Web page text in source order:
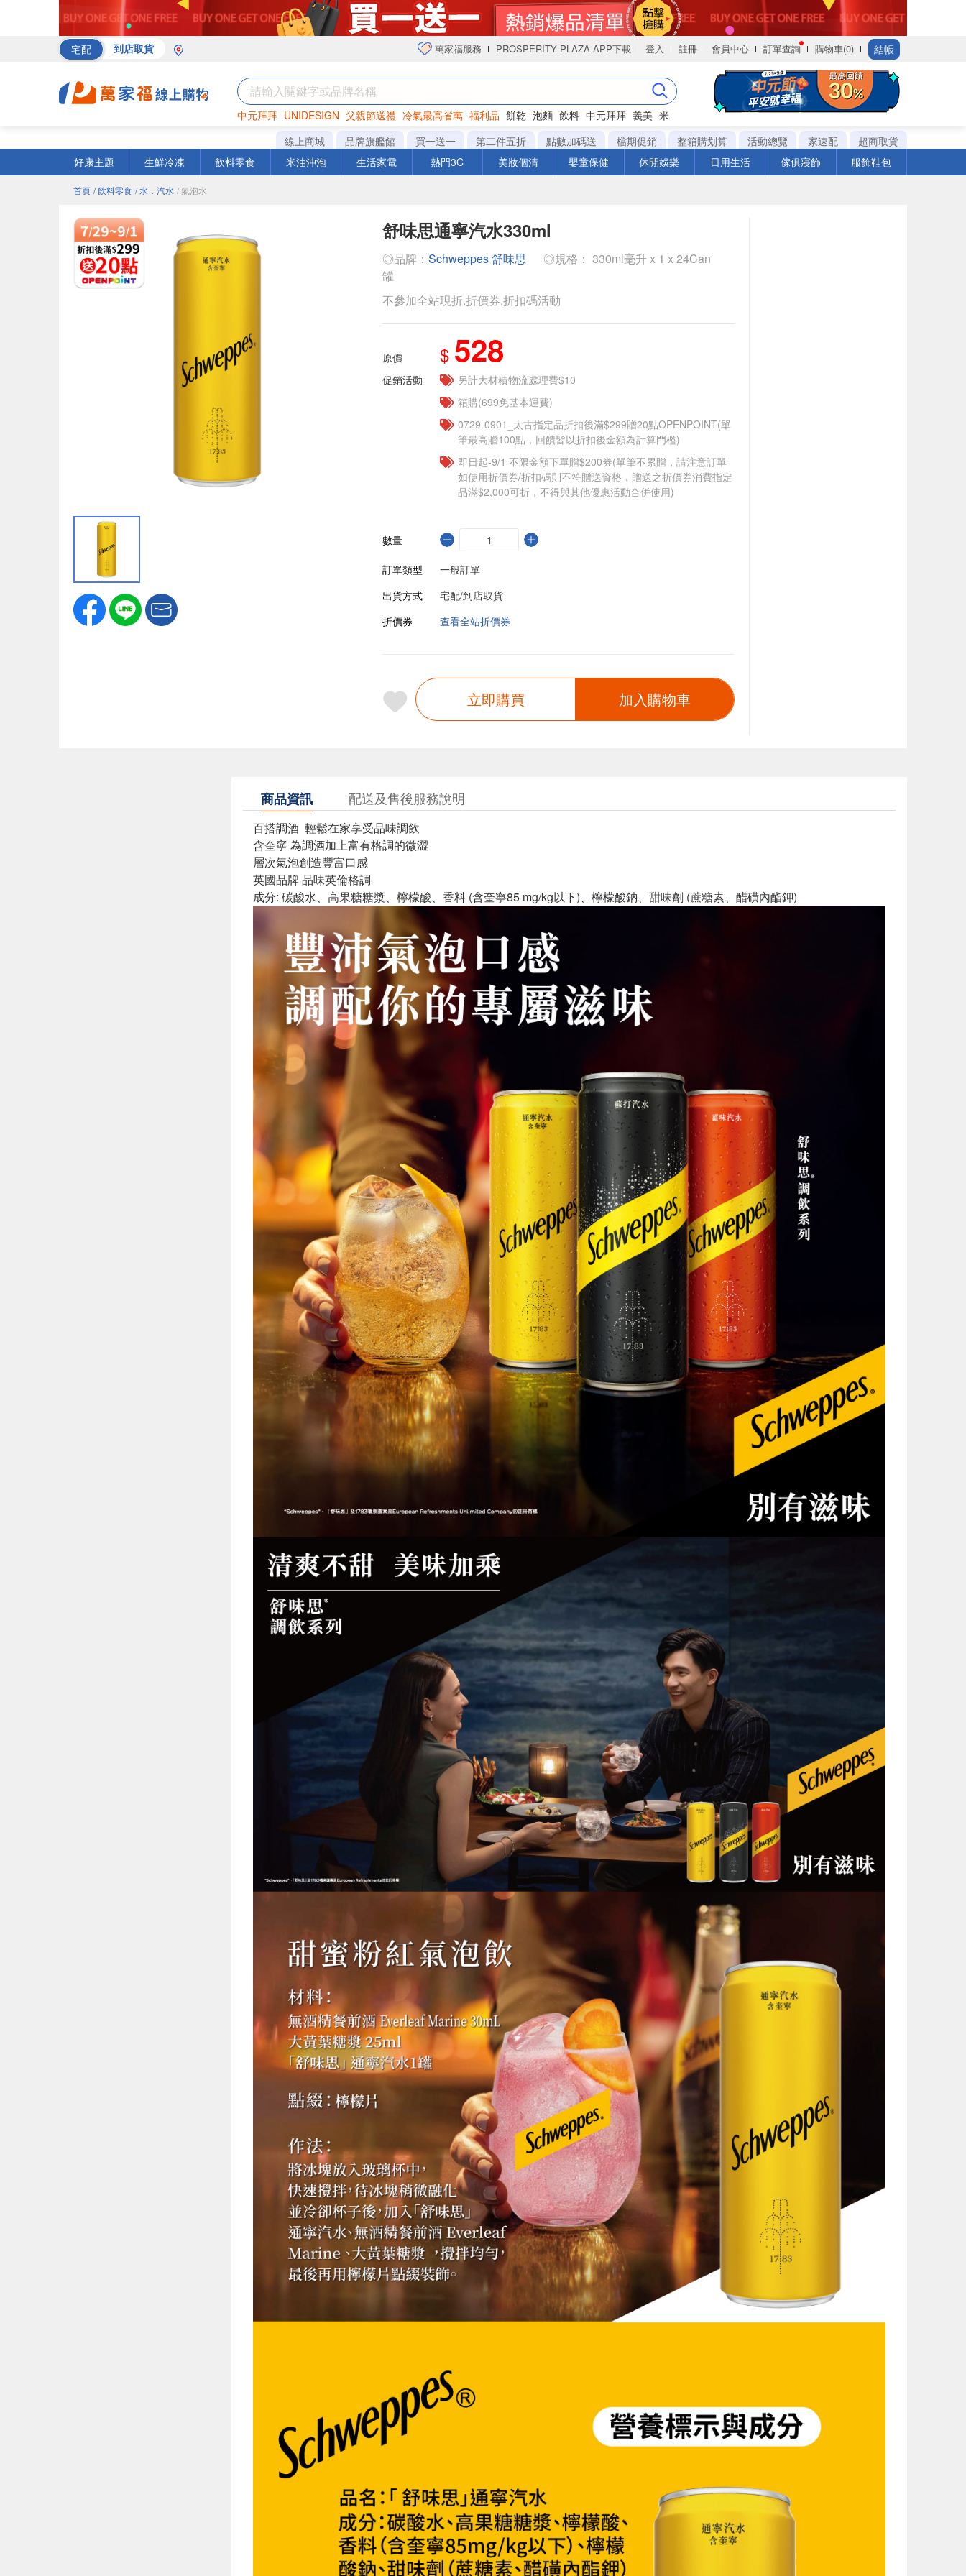
宅配 到店取貨 萬家福服務 PROSPERITY PLAZA APP下載 登入 註冊 會員中心 訂單查詢 購物車(0) 結帳
中元拜拜 UNIDESIGN 父親節送禮 冷氣最高省萬 福利品 餅乾 泡麵 飲料 中元拜拜 義美 米
巧克力 罐頭 衛生紙
線上商城 品牌旗艦館 買一送一 第二件五折 點數加碼送 檔期促銷 整箱購划算 活動總覽 家速配
超商取貨
好康主題
生鮮冷凍 飲料零食 米油沖泡 生活家電 熱門3C 美妝個清 嬰童保健 休閒娛樂 日用生活 傢俱寢飾 服飾鞋包
首頁 / 飲料零食 / 水．汽水 / 氣泡水
舒味思通寧汽水330ml
◎品牌： Schweppes 舒味思
◎規格： 330ml毫升 x 1 x 24Can
罐
不參加全站現折.折價券.折扣碼活動
原價 $ 528
促銷活動
另計大材積物流處理費$10
箱購(699免基本運費)
0729-0901_太古指定品折扣後滿$299贈20點OPENPOINT(單
筆最高贈100點，回饋皆以折扣後金額為計算門檻)
即日起-9/1 不限金額下單贈$200券(單筆不累贈，請注意訂單
如使用折價券/折扣碼則不符贈送資格，贈送之折價券消費指定
品滿$2,000可折，不得與其他優惠活動合併使用)
數量
訂單類型
一般訂單
出貨方式
宅配/到店取貨
折價券
查看全站折價券
立即購買 加入購物車
商品資訊 配送及售後服務說明
百搭調酒 輕鬆在家享受品味調飲
含奎寧 為調酒加上富有格調的微澀
層次氣泡創造豐富口感
英國品牌 品味英倫格調
成分: 碳酸水、高果糖糖漿、檸檬酸、香料 (含奎寧85 mg/kg以下)、檸檬酸鈉、甜味劑 (蔗糖素、醋磺內酯鉀)